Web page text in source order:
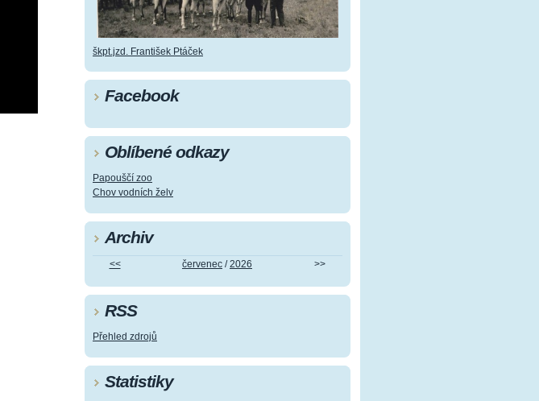
škpt.jzd. František Ptáček
Facebook
Oblíbené odkazy
Papouščí zoo
Chov vodních želv
Archiv
<< červenec /2026 >>
RSS
Přehled zdrojů
Statistiky